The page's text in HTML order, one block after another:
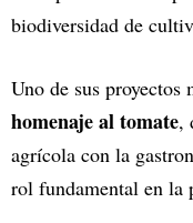
biodiversidad de
Uno de sus proyectos
homenaje al tomate,
agrícola con la
rol fundamental en la